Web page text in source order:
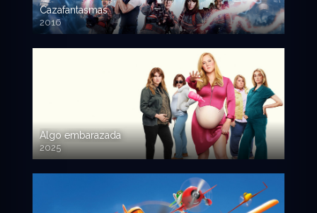
Cazafantasmas
2016
720p HD
Algo embarazada
2025
720p HD